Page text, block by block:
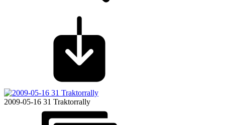
2009-05-16 31 Traktorrally